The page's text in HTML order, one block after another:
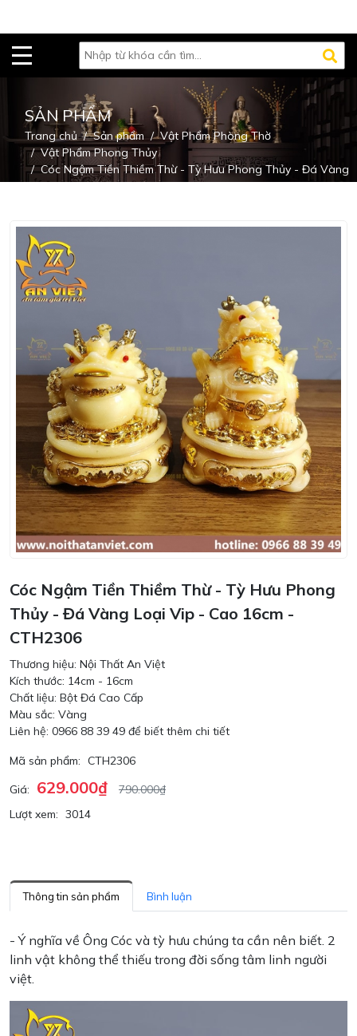
SẢN PHẨM
Trang chủ Sản phẩm
Vật Phẩm Phòng Thờ
Vật Phẩm Phong Thủy
Cóc Ngậm Tiền Thiềm Thừ - Tỳ Hưu Phong Thủy - Đá Vàng
Loại Vip - Cao 16cm - CTH2306
Cóc Ngậm Tiền Thiềm Thừ - Tỳ Hưu Phong
Thủy - Đá Vàng Loại Vip - Cao 16cm -
CTH2306
Thương hiệu: Nội Thất An Việt
Kích thước: 14cm - 16cm
Chất liệu: Bột Đá Cao Cấp
Màu sắc: Vàng
Liên hệ: 0966 88 39 49 để biết thêm chi tiết
Mã sản phẩm: CTH2306
Giá:
629.000₫
790.000₫
Lượt xem: 3014
Thông tin sản phẩm Bình luận
- Ý nghĩa về Ông Cóc và tỳ hưu chúng ta cần nên biết. 2
linh vật không thể thiếu trong đời sống tâm linh người
việt.